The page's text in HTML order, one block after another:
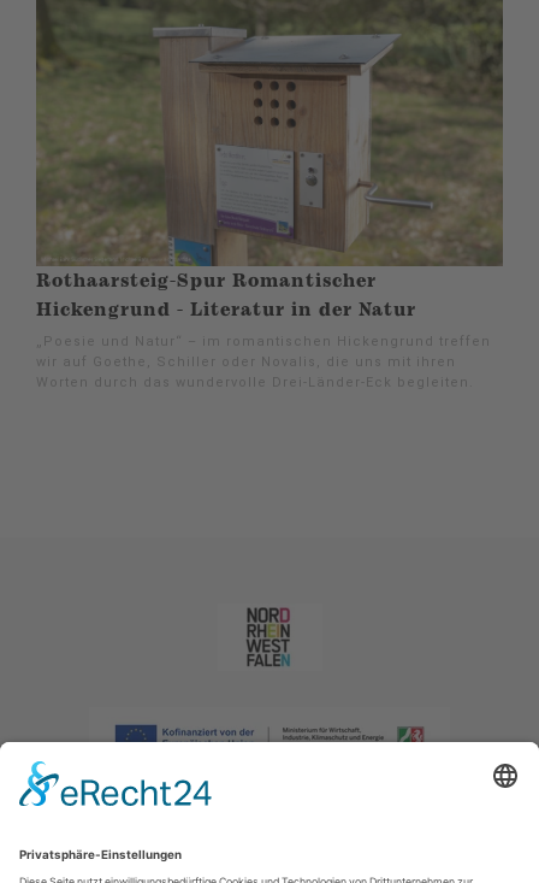
Rothaarsteig-Spur Romantischer
Hickengrund - Literatur in der Natur
„Poesie und Natur“ – im romantischen Hickengrund treffen
wir auf Goethe, Schiller oder Novalis, die uns mit ihren
Worten durch das wundervolle Drei-Länder-Eck begleiten.